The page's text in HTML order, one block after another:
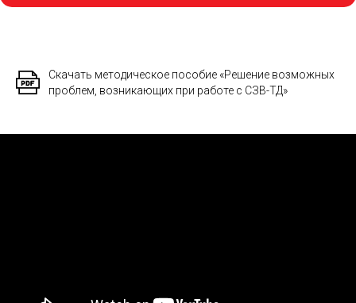
Скачать методическое пособие «Решение возможных
проблем, возникающих при работе с СЗВ-ТД»